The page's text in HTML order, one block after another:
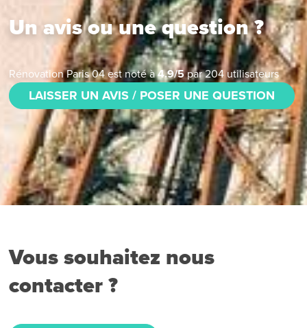
Un avis ou une question ?
Rénovation Paris 04est noté à4.9/5 par204utilisateurs
LAISSER UN AVIS / POSER UNE QUESTION
Vous souhaitez nous
contacter ?